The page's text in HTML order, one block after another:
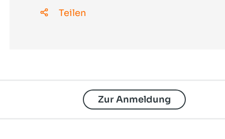
Teilen
Zur Anmeldung